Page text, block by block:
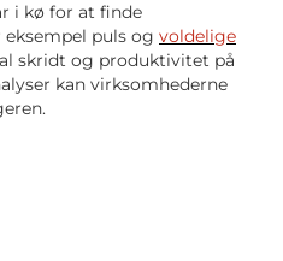
i kø for at finde
puls og voldelige
skridt og produktivitet på
kan virksomhederne